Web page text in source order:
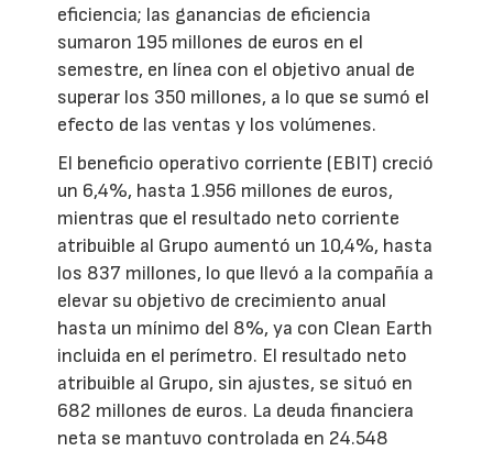
eficiencia; las ganancias de eficiencia
sumaron 195 millones de euros en el
semestre, en línea con el objetivo anual de
superar los 350 millones, a lo que se sumó el
efecto de las ventas y los volúmenes.
El beneficio operativo corriente (EBIT) creció
un 6,4%, hasta 1.956 millones de euros,
mientras que el resultado neto corriente
atribuible al Grupo aumentó un 10,4%, hasta
los 837 millones, lo que llevó a la compañía a
elevar su objetivo de crecimiento anual
hasta un mínimo del 8%, ya con Clean Earth
incluida en el perímetro. El resultado neto
atribuible al Grupo, sin ajustes, se situó en
682 millones de euros. La deuda financiera
neta se mantuvo controlada en 24.548